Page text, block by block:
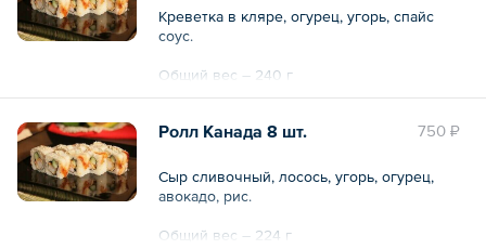
Креветка в кляре, огурец, угорь, спайс
соус.
Общий вес – 240 г
750 ₽
Ролл Канада 8 шт.
Сыр сливочный, лосось, угорь, огурец,
авокадо, рис.
Общий вес – 224 г